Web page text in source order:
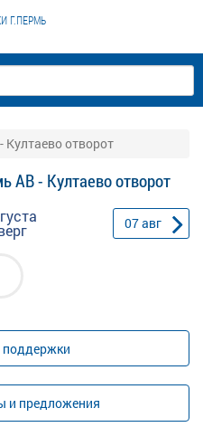
Г.ПЕРМЬ
отворот
АВ - Култаево отворот
07авг
и предложения